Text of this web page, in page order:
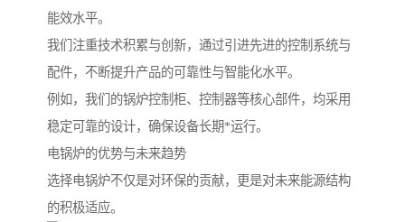
能效水平。
我们注重技术积累与创新，通过引进先进的控制系统与
配件，不断提升产品的可靠性与智能化水平。
例如，我们的锅炉控制柜、控制器等核心部件，均采用
稳定可靠的设计，确保设备长期*运行。
电锅炉的优势与未来趋势
选择电锅炉不仅是对环保的贡献，更是对未来能源结构
的积极适应。